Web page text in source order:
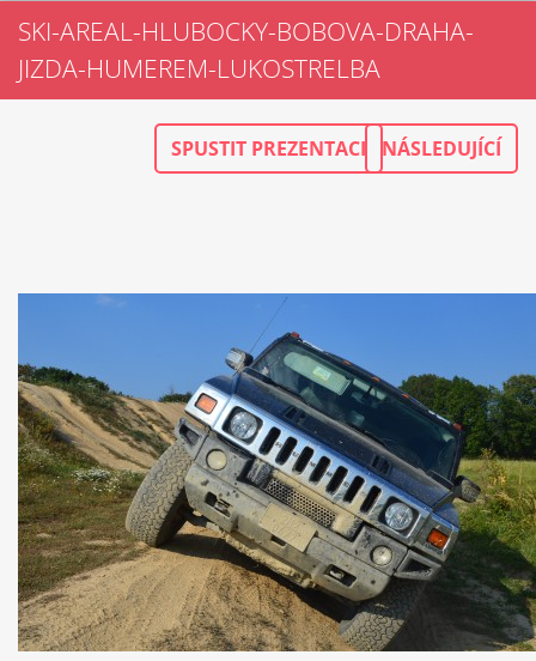
SKI-AREAL-HLUBOCKY-BOBOVA-DRAHA-
JIZDA-HUMEREM-LUKOSTRELBA
SPUSTIT PREZENTACI NÁSLEDUJÍCÍ